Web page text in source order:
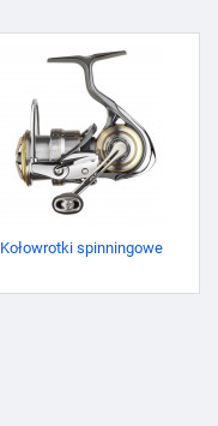
Kołowrotki spinningowe